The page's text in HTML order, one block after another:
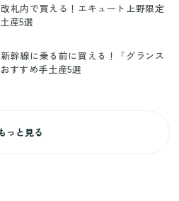
改札内で買える！エキュート上野限定
産5選
新幹線に乗る前に買える！「グランス
すすめ手土産5選
っと見る